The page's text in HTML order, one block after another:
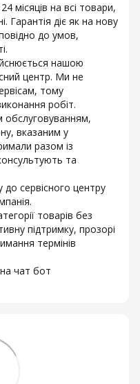
місяців на всі товари,
Гарантія діє як на нову
до умов,
нашою
центр. Ми не
тому
робіт.
обслуговуванням,
вказаним у
разом із
та
до сервісного центру
товарів без
підтримку, прозорі
термінів
чат бот